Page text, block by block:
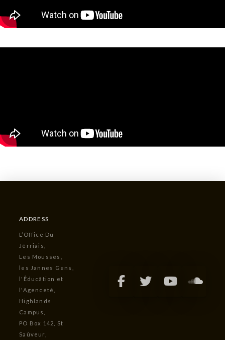
ADDRESS
L’Office Du
Jèrriais,
Les Mousses,
les Jannes Gens,
l'Êducâtion et
l'Agenceté,
Highlands
Campus,
PO Box 142, St
Saûveur,